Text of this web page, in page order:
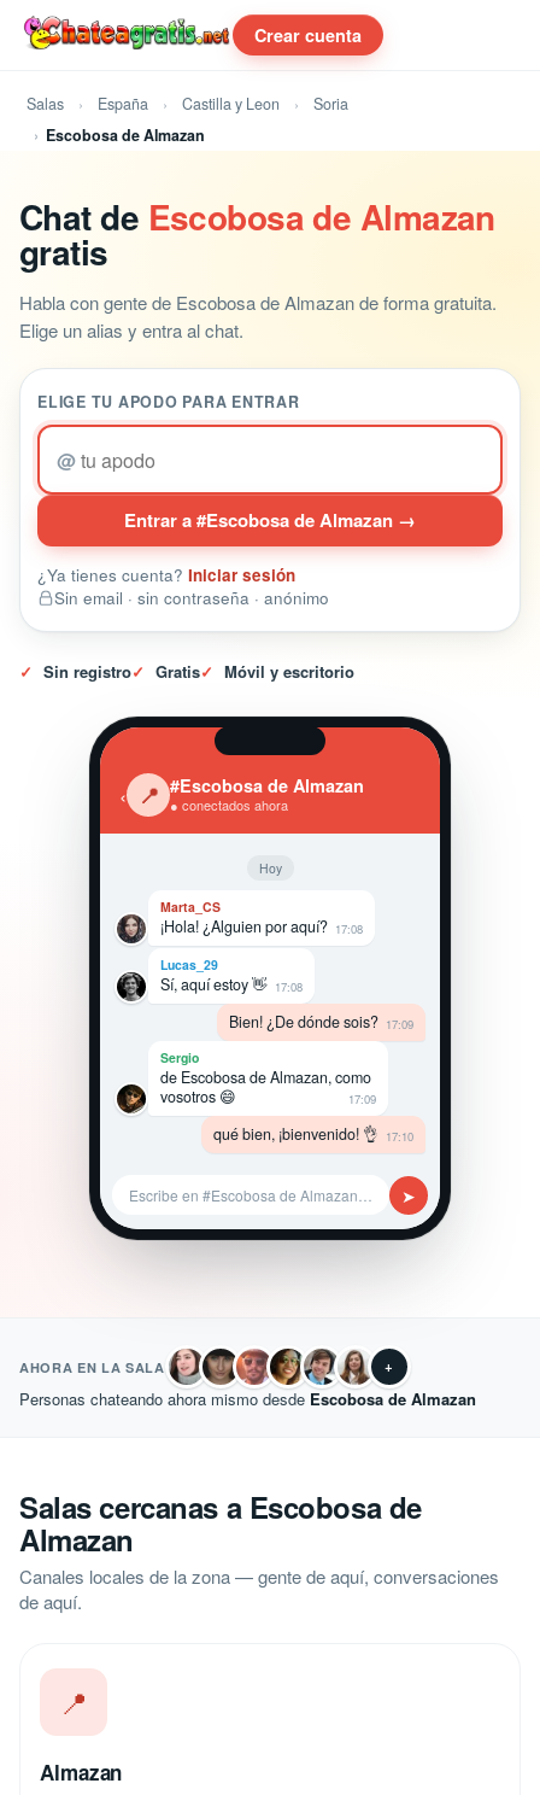
Crear cuenta
Salas España Castilla y Leon
Soria
Escobosa de Almazan
Chat de Escobosa de Almazan
gratis
Habla con gente de Escobosa de Almazan de forma gratuita.
Elige un alias y entra al chat.
ELIGE TU APODO PARA ENTRAR
@
Entrar a #Escobosa de Almazan →
¿Ya tienes cuenta? Iniciar sesión
Sin email · sin contraseña · anónimo
✓ Sin registro✓ Gratis✓ Móvil y escritorio
‹ 📍 #Escobosa de Almazan
● conectados ahora
Hoy
Marta_CS
¡Hola! ¿Alguien por aquí? 17:08
Lucas_29
Sí, aquí estoy 👋 17:08
Bien! ¿De dónde sois? 17:09
Sergio
de Escobosa de Almazan, como
vosotros 😄
17:09
qué bien, ¡bienvenido! 👌 17:10
Escribe en #Escobosa de Almazan… ➤
AHORA EN LA SALA +
Personas chateando ahora mismo desde Escobosa de Almazan
Salas cercanas a Escobosa de
Almazan
Canales locales de la zona — gente de aquí, conversaciones
de aquí.
📍
Almazan